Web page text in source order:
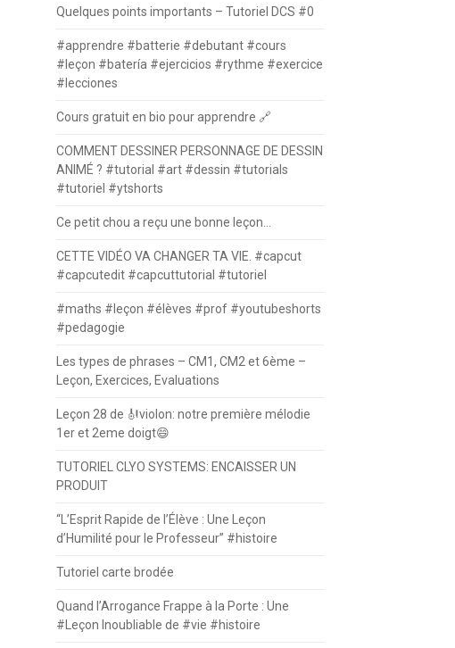
Quelques points importants – Tutoriel DCS #0
#apprendre #batterie #debutant #cours
#leçon #batería #ejercicios #rythme #exercice
#lecciones
Cours gratuit en bio pour apprendre 🔗
COMMENT DESSINER PERSONNAGE DE DESSIN
ANIMÉ ? #tutorial #art #dessin #tutorials
#tutoriel #ytshorts
Ce petit chou a reçu une bonne leçon…
CETTE VIDÉO VA CHANGER TA VIE. #capcut
#capcutedit #capcuttutorial #tutoriel
#maths #leçon #élèves #prof #youtubeshorts
#pedagogie
Les types de phrases – CM1, CM2 et 6ème –
Leçon, Exercices, Evaluations
Leçon 28 de 🎻violon: notre première mélodie
1er et 2eme doigt😄
TUTORIEL CLYO SYSTEMS: ENCAISSER UN
PRODUIT
“L’Esprit Rapide de l’Élève : Une Leçon
d’Humilité pour le Professeur” #histoire
Tutoriel carte brodée
Quand l’Arrogance Frappe à la Porte : Une
#Leçon Inoubliable de #vie #histoire